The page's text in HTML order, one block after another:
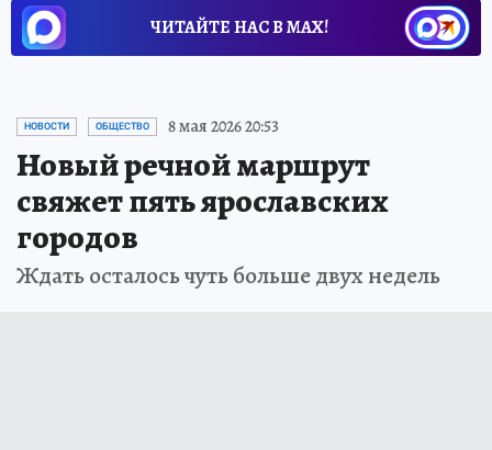
ЧИТАЙТЕ НАС В МАХ!
НОВОСТИ ОБЩЕСТВО 8 мая 2026 20:53
Новый речной маршрут
свяжет пять ярославских
городов
Ждать осталось чуть больше двух недель